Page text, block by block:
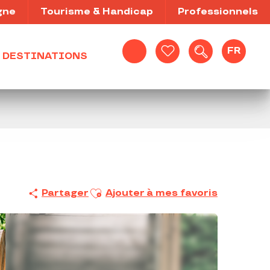
Recherche
FR
Tourisme & Handicap Professionnels
DESTINATIONS
Partager Ajouter aux favoris
Ajouter à mes favoris